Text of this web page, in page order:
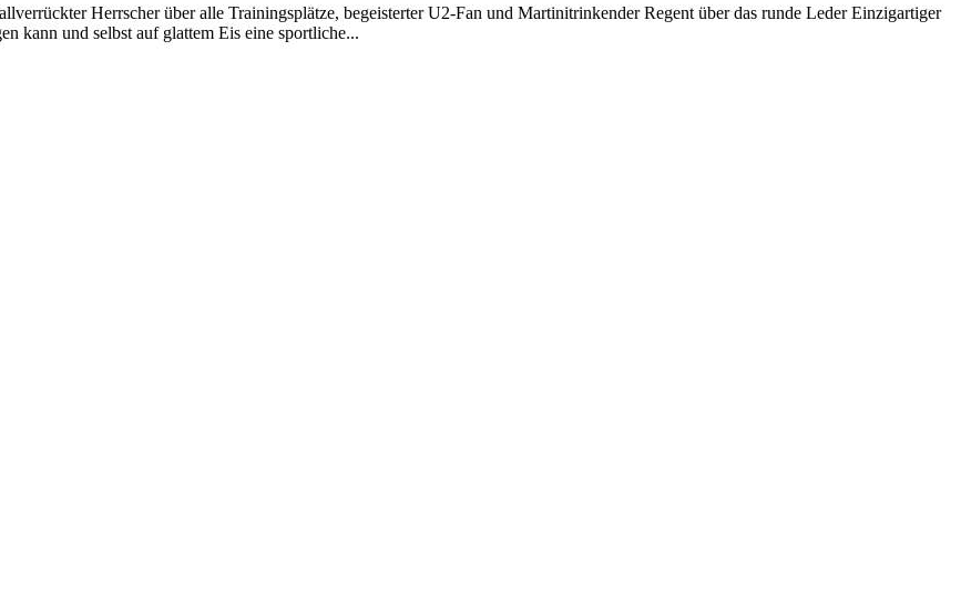
Herrscher über alle Trainingsplätze, begeisterter U2-Fan und Martinitrinkender Regent über das runde Leder Einzigartiger
kann und selbst auf glattem Eis eine sportliche...